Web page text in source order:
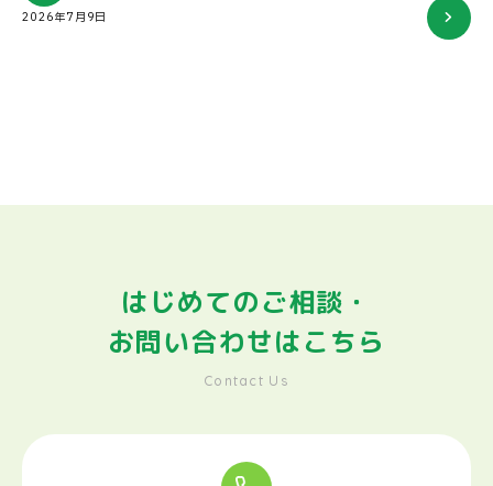
2026年7月9日
はじめてのご相談・
お問い合わせはこちら
Contact Us